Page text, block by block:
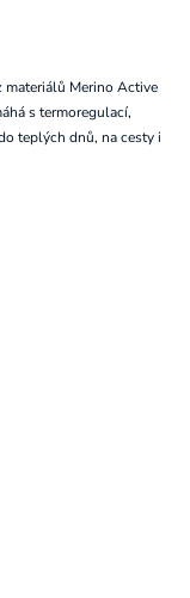
materiálů Merino Active
s termoregulací,
teplých dnů, na cesty i